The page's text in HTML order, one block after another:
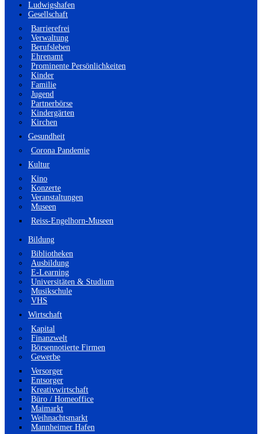
Ludwigshafen
Gesellschaft
Barrierefrei
Verwaltung
Berufsleben
Ehrenamt
Prominente Persönlichkeiten
Kinder
Familie
Jugend
Partnerbörse
Kindergärten
Kirchen
Gesundheit
Corona Pandemie
Kultur
Kino
Konzerte
Veranstaltungen
Museen
Reiss-Engelhorn-Museen
Bildung
Bibliotheken
Ausbildung
E-Learning
Universitäten & Studium
Musikschule
VHS
Wirtschaft
Kapital
Finanzwelt
Börsennotierte Firmen
Gewerbe
Versorger
Entsorger
Kreativwirtschaft
Büro / Homeoffice
Maimarkt
Weihnachtsmarkt
Mannheimer Hafen